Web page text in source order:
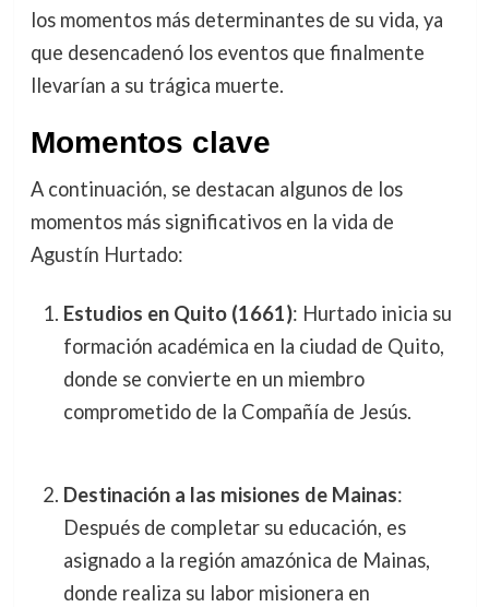
los momentos más determinantes de su vida, ya
que desencadenó los eventos que finalmente
llevarían a su trágica muerte.
Momentos clave
A continuación, se destacan algunos de los
momentos más significativos en la vida de
Agustín Hurtado:
Estudios en Quito (1661): Hurtado inicia su
formación académica en la ciudad de Quito,
donde se convierte en un miembro
comprometido de la Compañía de Jesús.
Destinación a las misiones de Mainas:
Después de completar su educación, es
asignado a la región amazónica de Mainas,
donde realiza su labor misionera en